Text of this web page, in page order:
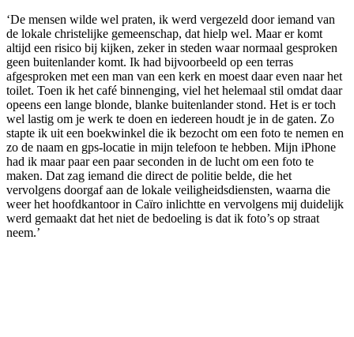
‘De mensen wilde wel praten, ik werd vergezeld door iemand van
de lokale christelijke gemeenschap, dat hielp wel. Maar er komt
altijd een risico bij kijken, zeker in steden waar normaal gesproken
geen buitenlander komt. Ik had bijvoorbeeld op een terras
afgesproken met een man van een kerk en moest daar even naar het
toilet. Toen ik het café binnenging, viel het helemaal stil omdat daar
opeens een lange blonde, blanke buitenlander stond. Het is er toch
wel lastig om je werk te doen en iedereen houdt je in de gaten. Zo
stapte ik uit een boekwinkel die ik bezocht om een foto te nemen en
zo de naam en gps-locatie in mijn telefoon te hebben. Mijn iPhone
had ik maar paar een paar seconden in de lucht om een foto te
maken. Dat zag iemand die direct de politie belde, die het
vervolgens doorgaf aan de lokale veiligheidsdiensten, waarna die
weer het hoofdkantoor in Caïro inlichtte en vervolgens mij duidelijk
werd gemaakt dat het niet de bedoeling is dat ik foto’s op straat
neem.’